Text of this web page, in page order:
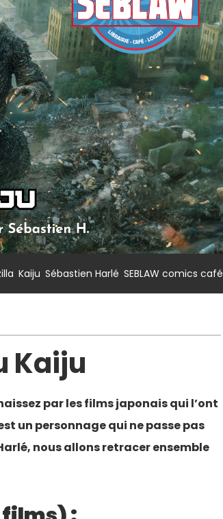
Kaiju Sébastien Harlé SEBLAW comics café
Kaiju
par les films japonais qui l’ont
un personnage qui ne passe pas
nous allons retracer ensemble